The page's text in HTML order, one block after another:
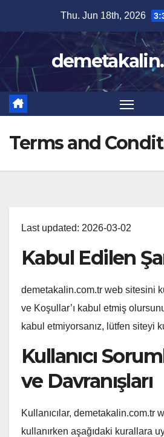
content
Thu. Jun 18th, 2026
Terms and
Last updated: 2026-03-02
Kabul Edilen
demetakalin.com.tr web sitesini
ve Koşullar’ı kabul etmiş
kabul etmiyorsanız, lütfen siteyi
Kullanıcı
ve Davranışları
Kullanıcılar, demetakalin.com.tr
kullanırken aşağıdaki kurallara